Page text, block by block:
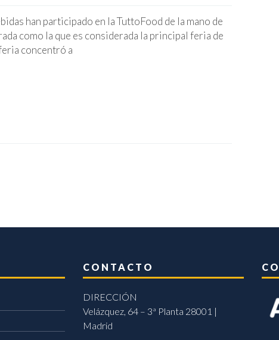
han participado en la TuttoFood de la mano de
como la que es considerada la principal feria de
concentró a
CONTACTO
DIRECCIÓN
Velázquez, 64 – 3ª Planta 28001 |
Madrid